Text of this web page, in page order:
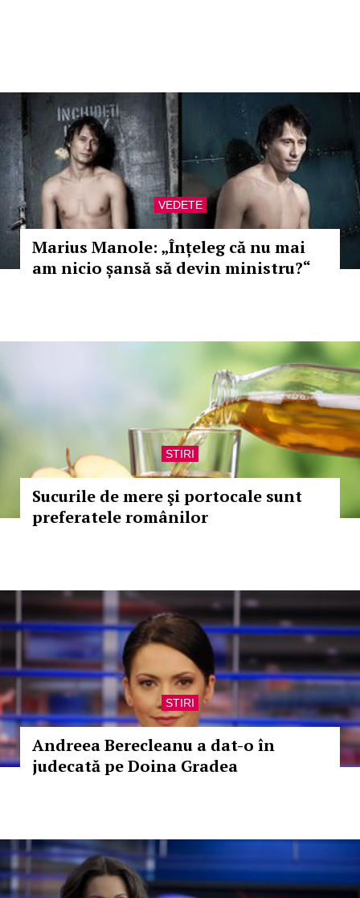
VEDETE
Marius Manole: „Înțeleg că nu mai
am nicio șansă să devin ministru?“
STIRI
Sucurile de mere şi portocale sunt
preferatele românilor
STIRI
Andreea Berecleanu a dat-o în
judecată pe Doina Gradea